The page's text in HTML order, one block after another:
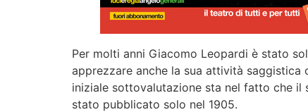
Per molti anni Giacomo Leopardi è stato
apprezzare anche la sua attività
iniziale sottovalutazione sta nel fatto che il
stato pubblicato solo nel 1905.